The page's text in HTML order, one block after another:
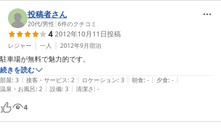
投稿者さん
20代/男性 |6件のクチコミ
4 2012年10月11日投稿
レジャー 一人 2012年9月宿泊
続きを読む
部屋: 3 | 接客・サービス: 2 | ロケーション: 3 | 朝食: - | 夕食: - |
温泉・お風呂: 2 | 設備: 3 | 清潔さ: -
4